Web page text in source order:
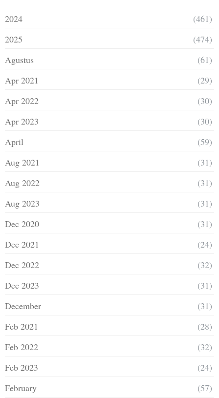
2024
(461)
2025
(474)
Agustus
(61)
Apr 2021
(29)
Apr 2022
(30)
Apr 2023
(30)
April
(59)
Aug 2021
(31)
Aug 2022
(31)
Aug 2023
(31)
Dec 2020
(31)
Dec 2021
(24)
Dec 2022
(32)
Dec 2023
(31)
December
(31)
Feb 2021
(28)
Feb 2022
(32)
Feb 2023
(24)
February
(57)